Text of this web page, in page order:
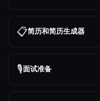
📋简历和简历生成器
🎙️面试准备